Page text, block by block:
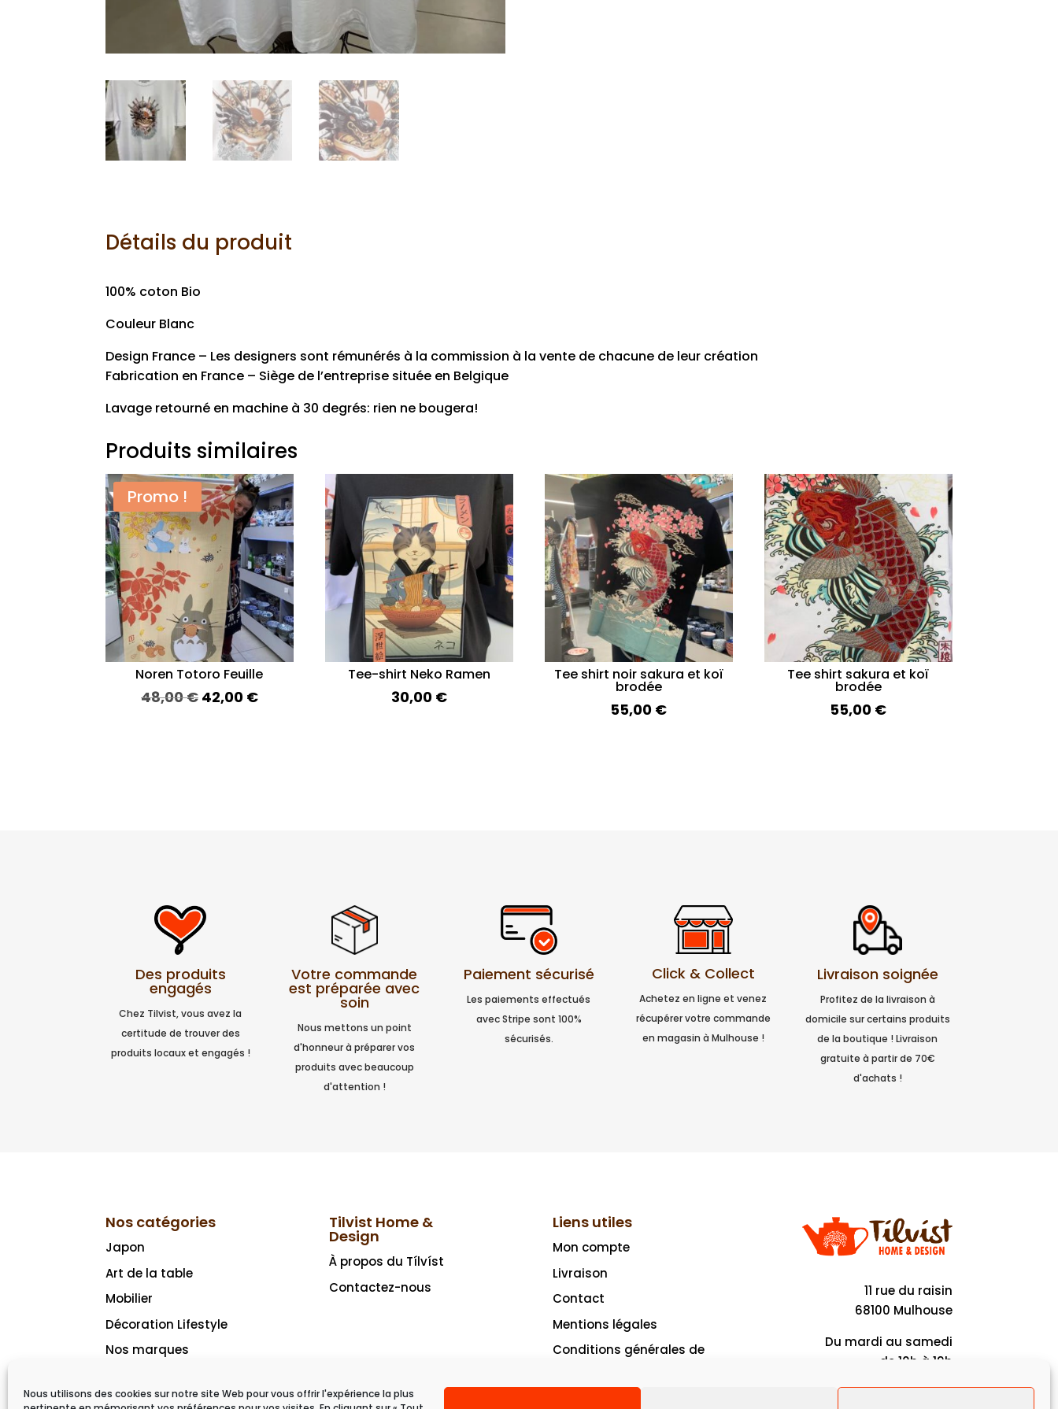
Nous utilisons des cookies sur notre site Web pour vous offrir l'expérience la plus
Détails du produit
100% coton Bio
Couleur Blanc
Design France – Les designers sont rémunérés à la commission à la vente de chacune de leur création
Fabrication en France – Siège de l’entreprise située en Belgique
Lavage retourné en machine à 30 degrés: rien ne bougera!
Produits similaires
Promo !
Noren Totoro Feuille
48,00€ Le
42,00 €Le
Tee-shirt Neko Ramen
30,00 €
Tee shirt noir sakura et koï
brodée
55,00 €
Tee shirt sakura et koï
brodée
55,00 €
Des produits
engagés
Chez Tilvist, vous avez la
certitude de trouver des
produits locaux et engagés !
Votre commande
est préparée avec
soin
Nous mettons un point
d'honneur à préparer vos
produits avec beaucoup
d'attention !
Paiement sécurisé
Les paiements effectués
avec Stripe sont 100%
sécurisés.
Click & Collect
Achetez en ligne et venez
récupérer votre commande
en magasin à Mulhouse !
Livraison soignée
Profitez de la livraison à
domicile sur certains produits
de la boutique ! Livraison
gratuite à partir de 70€
d'achats !
Nos catégories
Japon
Art de la table
Mobilier
Décoration Lifestyle
Nos marques
Tilvist Home &
Design
À propos du Tílvíst
Contactez-nous
Liens utiles
Mon compte
Livraison
Contact
Mentions légales
Conditions générales de
11 rue du raisin
68100 Mulhouse
Du mardi au samedi
de 10h à 19h